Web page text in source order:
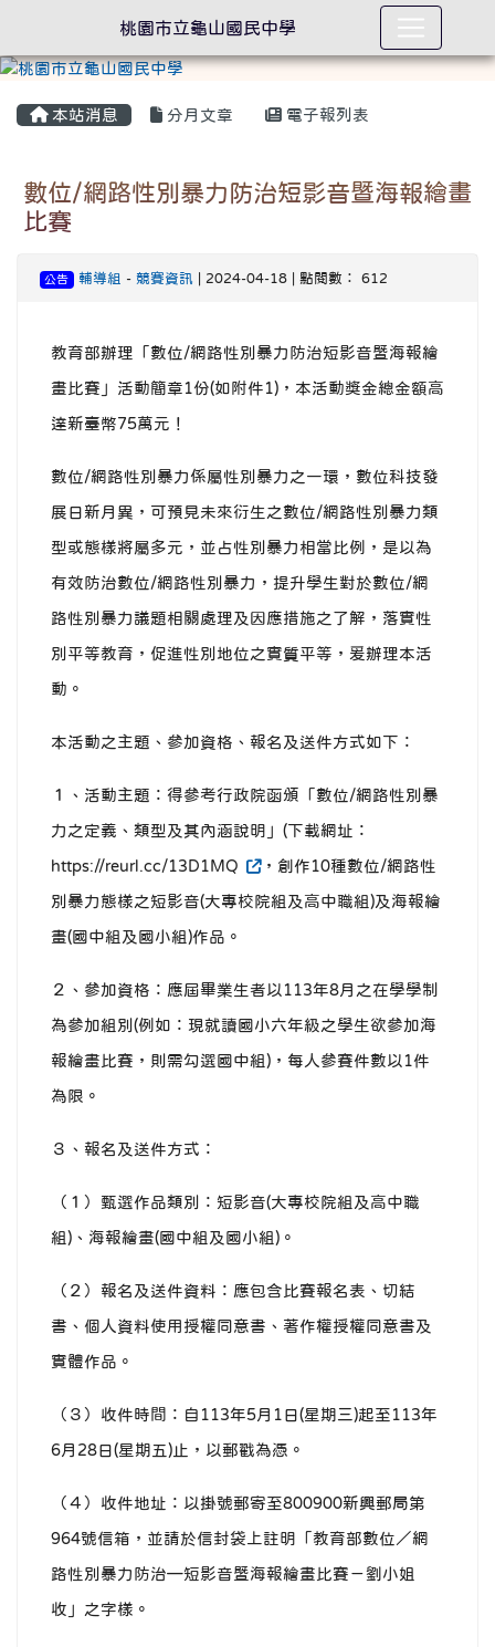
本站消息 分月文章 電子報列表
數位/網路性別暴力防治短影音暨海報繪畫
比賽
公告 輔導組 - 競賽資訊| 2024-04-18 | 點閱數： 612
教育部辦理「數位/網路性別暴力防治短影音暨海報繪
畫比賽」活動簡章1份(如附件1)，本活動獎金總金額高
達新臺幣75萬元！
數位/網路性別暴力係屬性別暴力之一環，數位科技發
展日新月異，可預見未來衍生之數位/網路性別暴力類
型或態樣將屬多元，並占性別暴力相當比例，是以為
有效防治數位/網路性別暴力，提升學生對於數位/網
路性別暴力議題相關處理及因應措施之了解，落實性
別平等教育，促進性別地位之實質平等，爰辦理本活
動。
本活動之主題、參加資格、報名及送件方式如下：
１、活動主題：得參考行政院函頒「數位/網路性別暴
力之定義、類型及其內涵說明」(下載網址：
https://reurl.cc/13D1MQ ，創作10種數位/網路性
別暴力態樣之短影音(大專校院組及高中職組)及海報繪
畫(國中組及國小組)作品。
２、參加資格：應屆畢業生者以113年8月之在學學制
為參加組別(例如：現就讀國小六年級之學生欲參加海
報繪畫比賽，則需勾選國中組)，每人參賽件數以1件
為限。
３、報名及送件方式：
（１）甄選作品類別：短影音(大專校院組及高中職
組)、海報繪畫(國中組及國小組)。
（２）報名及送件資料：應包含比賽報名表、切結
書、個人資料使用授權同意書、著作權授權同意書及
實體作品。
（３）收件時間：自113年5月1日(星期三)起至113年
6月28日(星期五)止，以郵戳為憑。
（４）收件地址：以掛號郵寄至800900新興郵局第
964號信箱，並請於信封袋上註明「教育部數位／網
路性別暴力防治—短影音暨海報繪畫比賽－劉小姐
收」之字樣。
桃園市立龜山國民中學